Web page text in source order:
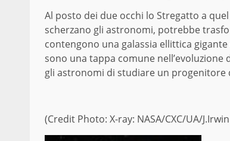
Al posto dei due occhi lo Stregatto a
scherzano gli astronomi, potrebbe
contengono una galassia ellittica
sono una tappa comune
gli astronomi di studiare un progenitore
(Credit Photo: X-ray: NASA/CXC/UA/